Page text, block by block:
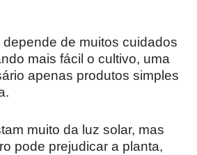
de muitos cuidados
mais fácil o cultivo, uma
apenas produtos simples
muito da luz solar, mas
pode prejudicar a planta,